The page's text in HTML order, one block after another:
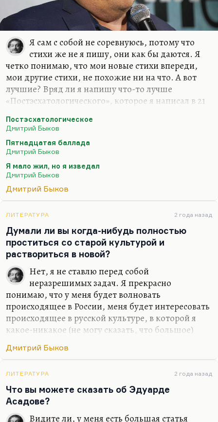
Я сам с собой не соревнуюсь, потому что
стихи же не я пишу, они как бы даются. Я
четко понимаю, что мои новые стихи впереди,
мои другие стихи, не похожие ни на что. А вот
лучшие? Вряд ли я напишу что-то лучше
«Постэсхатологического», которое я написал в 21
я напишу что-то лучше «Пятнадцатой баллады»
(«Если б был я Дэн Браун…») или моего самого
любимого стихотворения – «Сказки о рыбаке и
рыбке»… Вообще, лучшее стихотворение мое
звучит так:
Я мало жил, но я изведал
Небесной Родины я не предал –
Что нет, то нет.
Земную предал неоднократно,
И…
Постэсхатологическое
Дмитрий Быков
Пятнадцатая баллада
Дмитрий Быков
Я мало жил, но я изведал
Дмитрий Быков
Дмитрий Быков
ЛИТЕРАТУРА 2 года назад
Думали ли вы когда-нибудь полностью
проститься со старой культурой и
раствориться в новой?
Нет, я не ставлю перед собой
неразрешимых задач. Я прекрасно
понимаю, что у меня будет волновать
происходящее в России, меня будет интересовать
происходящее в русской культуре, в которой я
какое-никакое (не могу сказать, что большое)
безусловно. Сужу я об этом прежде всего по
студентов, славистов. Так что нет, я не думал
бросить то, что я там прожил и то, что я там
видел и сделал. Иной вопрос, что писать по-
английски я, конечно, буду. От этого никуда не
Дмитрий Быков
ЛИТЕРАТУРА 2 года назад
Что вы можете сказать об Эдуарде
Асадове?
Видите ли, у меня есть большая статья